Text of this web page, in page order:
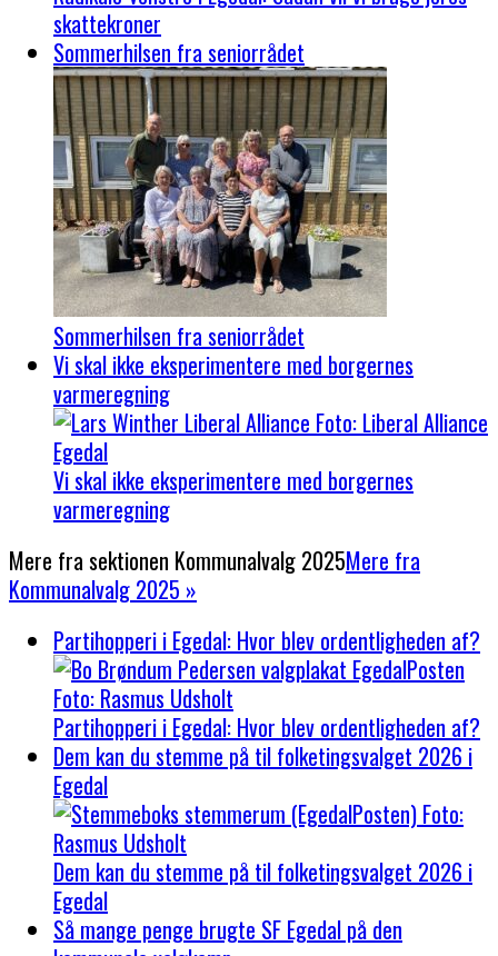
skattekroner
Sommerhilsen fra seniorrådet
Sommerhilsen fra seniorrådet
Vi skal ikke eksperimentere med borgernes
varmeregning
Vi skal ikke eksperimentere med borgernes
varmeregning
Mere fra sektionen Kommunalvalg 2025Mere fra
Kommunalvalg 2025 »
Partihopperi i Egedal: Hvor blev ordentligheden af?
Partihopperi i Egedal: Hvor blev ordentligheden af?
Dem kan du stemme på til folketingsvalget 2026 i
Egedal
Dem kan du stemme på til folketingsvalget 2026 i
Egedal
Så mange penge brugte SF Egedal på den